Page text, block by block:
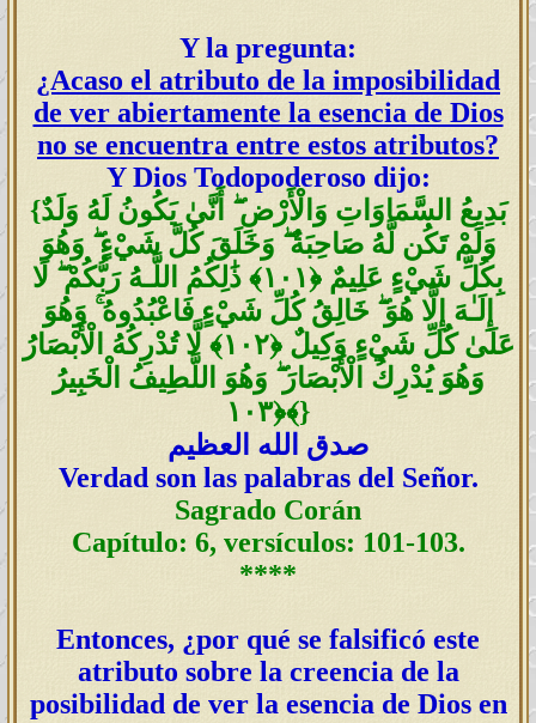
Y la pregunta:
¿Acaso el atributo de la imposibilidad
de ver abiertamente la esencia de Dios
no se encuentra entre estos atributos?
Y Dios Todopoderoso dijo:
{بَدِيعُ السَّمَاوَاتِ وَالْأَرْضِ ۖ أَنَّىٰ يَكُونُ لَهُ وَلَدٌ
وَلَمْ تَكُن لَّهُ صَاحِبَةٌ ۖ وَخَلَقَ كُلَّ شَيْءٍ ۖ وَهُوَ
بِكُلِّ شَيْءٍ عَلِيمٌ ﴿١٠١﴾ ذَٰلِكُمُ اللَّـهُ رَبُّكُمْ ۖ لَا
إِلَـٰهَ إِلَّا هُوَ ۖ خَالِقُ كُلِّ شَيْءٍ فَاعْبُدُوهُ ۚ وَهُوَ
عَلَىٰ كُلِّ شَيْءٍ وَكِيلٌ ﴿١٠٢﴾ لَّا تُدْرِكُهُ الْأَبْصَارُ
وَهُوَ يُدْرِكُ الْأَبْصَارَ ۖ وَهُوَ اللَّطِيفُ الْخَبِيرُ
﴿١٠٣﴾}
صدق الله العظيم
Verdad son las palabras del Señor.
Sagrado Corán
Capítulo: 6, versículos: 101-103.
****
Entonces, ¿por qué se falsificó este
atributo sobre la creencia de la
posibilidad de ver la esencia de Dios en